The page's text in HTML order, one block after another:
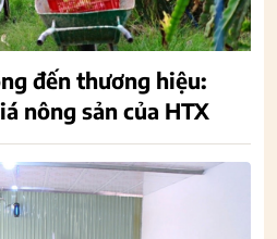
đến thương hiệu:
nông sản của HTX